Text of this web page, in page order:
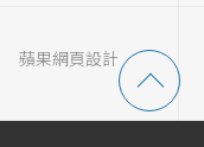
蘋果網頁設計